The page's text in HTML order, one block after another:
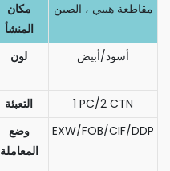
مكان
المنشأ
مقاطعة هيبي ، الصين
لون أسود/أبيض
التعبئة
1 PC/2 CTN
وضع
المعاملة
EXW/FOB/CIF/DDP